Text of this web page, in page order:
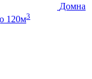
Домна
120м3